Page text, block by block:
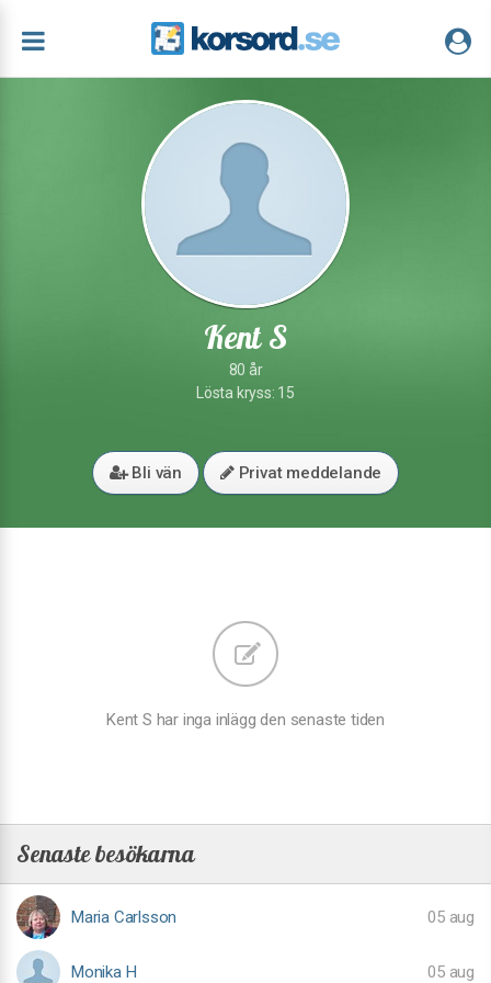
Kent S
80 år
Lösta kryss: 15
Bli vän Privat meddelande
Kent S har inga inlägg den senaste tiden
Senaste besökarna
Maria Carlsson 05 aug
Monika H 05 aug